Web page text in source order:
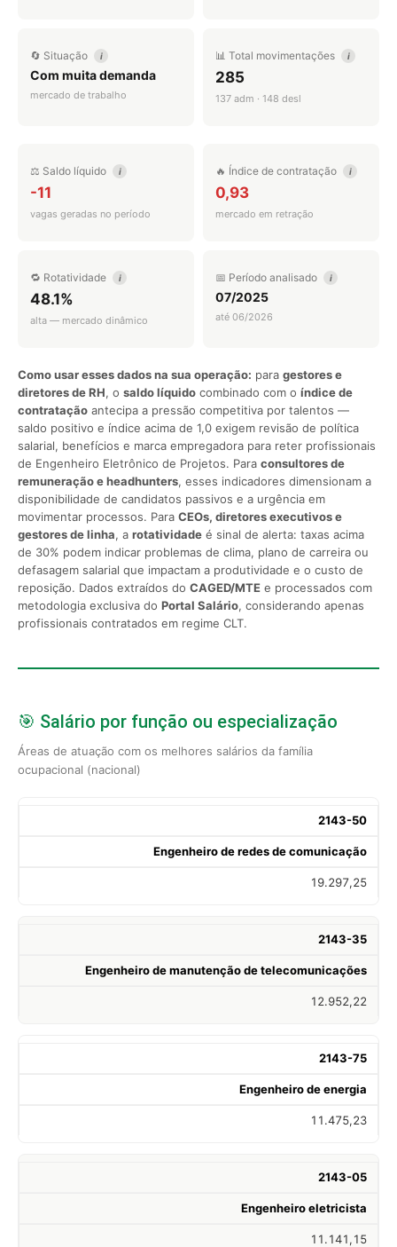
🔄 Situação i
Com muita demanda
mercado de trabalho
📊 Total movimentações i
285
137 adm · 148 desl
⚖️ Saldo líquido i
-11
vagas geradas no período
🔥 Índice de contratação i
0,93
mercado em retração
🔁 Rotatividade i
48.1%
alta — mercado dinâmico
📅 Período analisado i
07/2025
até 06/2026
Como usar esses dados na sua operação: para gestores e
diretores de RH, o saldo líquido combinado com o índice de
contratação antecipa a pressão competitiva por talentos —
saldo positivo e índice acima de 1,0 exigem revisão de política
salarial, benefícios e marca empregadora para reter profissionais
de Engenheiro Eletrônico de Projetos. Para consultores de
remuneração e headhunters, esses indicadores dimensionam a
disponibilidade de candidatos passivos e a urgência em
movimentar processos. Para CEOs, diretores executivos e
gestores de linha, a rotatividade é sinal de alerta: taxas acima
de 30% podem indicar problemas de clima, plano de carreira ou
defasagem salarial que impactam a produtividade e o custo de
reposição. Dados extraídos do CAGED/MTE e processados com
metodologia exclusiva do Portal Salário, considerando apenas
profissionais contratados em regime CLT.
🎯 Salário por função ou especialização
Áreas de atuação com os melhores salários da família
ocupacional (nacional)
2143-50
Engenheiro de redes de comunicação
19.297,25
2143-35
Engenheiro de manutenção de telecomunicações
12.952,22
2143-75
Engenheiro de energia
11.475,23
2143-05
Engenheiro eletricista
11.141,15